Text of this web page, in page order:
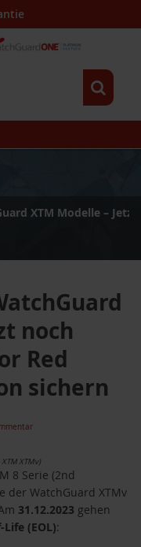
XTM Modelle –
noch
Red
sichern
XTMv)
8 Serie (2nd
der WatchGuard XTMv
31.12.2023 gehen
Life (EOL):